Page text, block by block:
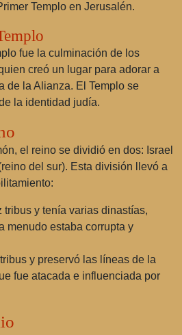
Templo en Jerusalén.
fue la culminación de los
creó un lugar para adorar a
de la Alianza. El Templo se
la identidad judía.
el reino se dividió en dos: Israel
del sur). Esta división llevó a
tribus y tenía varias dinastías,
menudo estaba corrupta y
y preservó las líneas de la
fue atacada e influenciada por